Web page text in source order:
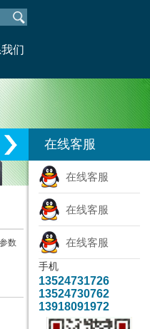
们
数
在线客服
在线客服
在线客服
在线客服
手机
13524731726
13524730762
13918091972